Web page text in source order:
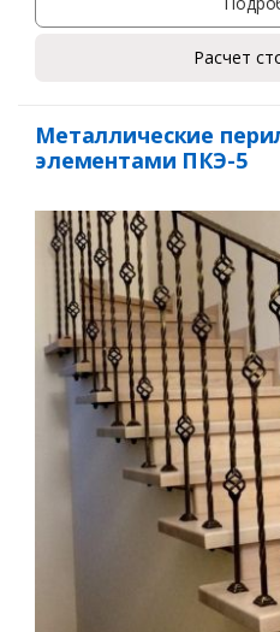
Ваше имя*
Ваш телефон*
Комментарий к заказу
Расчет
Металлические
элементами ПКЭ-5